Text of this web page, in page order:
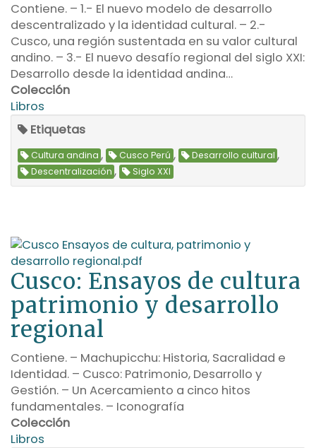
Contiene. – 1.- El nuevo modelo de desarrollo
descentralizado y la identidad cultural. – 2.-
Cusco, una región sustentada en su valor cultural
andino. – 3.- El nuevo desafío regional del siglo XXI:
Desarrollo desde la identidad andina…
Colección
Libros
Etiquetas
Cultura andina , Cusco Perú , Desarrollo cultural ,
Descentralización , Siglo XXI
Cusco: Ensayos de cultura
patrimonio y desarrollo
regional
Contiene. – Machupicchu: Historia, Sacralidad e
Identidad. – Cusco: Patrimonio, Desarrollo y
Gestión. – Un Acercamiento a cinco hitos
fundamentales. – Iconografía
Colección
Libros